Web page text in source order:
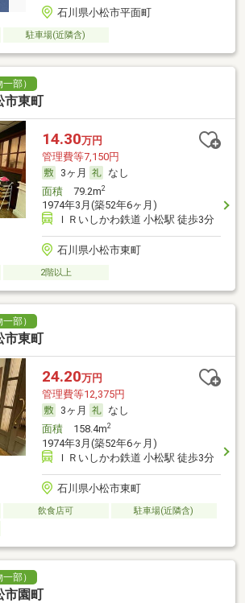
石川県小松市平面町
駐車場(近隣含)
部）
市東町
14.30万円
管理費等7,150円
3ヶ月
なし
面積79.2m2
1974年3月(築52年6ヶ月)
ＩＲいしかわ鉄道 小松駅 徒歩3分
石川県小松市東町
2階以上
部）
市東町
24.20万円
管理費等12,375円
3ヶ月
なし
面積158.4m2
1974年3月(築52年6ヶ月)
ＩＲいしかわ鉄道 小松駅 徒歩3分
石川県小松市東町
飲食店可
駐車場(近隣含)
部）
市園町